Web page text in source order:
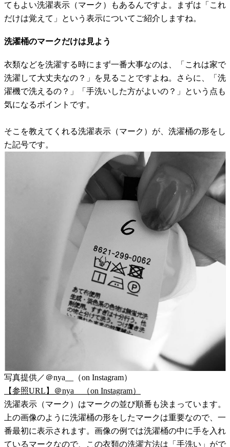
てもよい洗濯表示（マーク）もあるんですよ。まずは「これ
だけは覚えて」という表示についてご紹介しますね。
洗濯桶のマークだけは見よう
衣類などを洗濯する時にまず一番大事なのは、「これは家で
洗濯して大丈夫なの？」を見ることですよね。さらに、「洗
濯機で洗えるの？」「手洗いした方がよいの？」という点も
気になるポイントです。
そこを教えてくれる洗濯表示（マーク）が、洗濯桶の形をし
た記号です。
写真提供／＠nya__（on Instagram）
【参照URL】＠nya__（on Instagram）
洗濯表示（マーク）はマークの並び順番も決まっています。
上の画像のように洗濯桶の形をしたマークは重要なので、一
番最初に表示されます。画像の例では洗濯桶の中に手を入れ
ているマークなので、この衣類の洗濯方法は「手洗い」がで